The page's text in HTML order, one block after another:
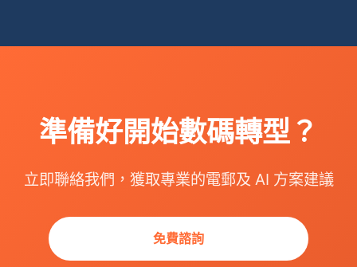
準備好開始數碼轉型？
立即聯絡我們，獲取專業的電郵及 AI 方案建議
免費諮詢